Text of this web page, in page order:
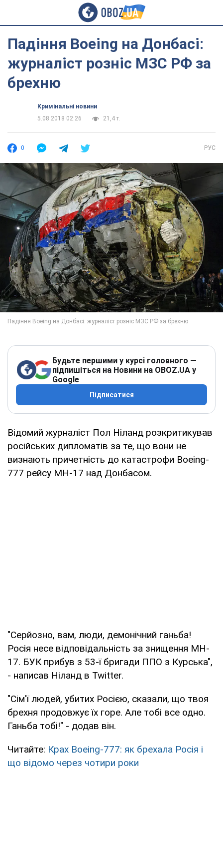
Падіння Boeing на Донбасі:
журналіст розніс МЗС РФ за
брехню
Кримінальні новини
5.08.2018 02:26
21,4 т.
0 РУС
Будьте першими у курсі головного —
підпишіться на Новини на OBOZ.UA у
Google
Підписатися
Відомий журналіст Пол Ніланд розкритикував
російських дипломатів за те, що вони не
визнають причетність до катастрофи Boeing-
777 рейсу MH-17 над Донбасом.
"Серйозно, вам, люди, демонічний ганьба!
Росія несе відповідальність за знищення MH-
17. БУК прибув з 53-ї бригади ППО з Курська",
- написав Ніланд в Twitter.
"Сім'ї людей, убитих Росією, сказали, що твоя
брехня продовжує їх горе. Але тобі все одно.
Ганьба тобі!" - додав він.
Читайте: Крах Boeing-777: як брехала Росія і
що відомо через чотири роки